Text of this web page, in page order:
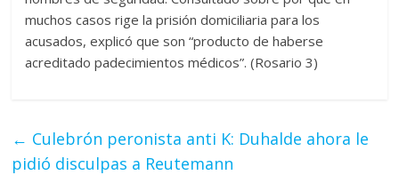
muchos casos rige la prisión domiciliaria para los
acusados, explicó que son “producto de haberse
acreditado padecimientos médicos”. (Rosario 3)
← Culebrón peronista anti K: Duhalde ahora le
pidió disculpas a Reutemann